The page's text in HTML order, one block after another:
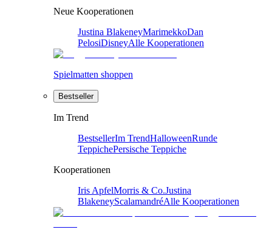
Neue Kooperationen
Justina BlakeneyMarimekkoDan
PelosiDisneyAlle Kooperationen
Spielmatten shoppen
Bestseller
Im Trend
BestsellerIm TrendHalloweenRunde
TeppichePersische Teppiche
Kooperationen
Iris ApfelMorris & Co.Justina
BlakeneyScalamandréAlle Kooperationen